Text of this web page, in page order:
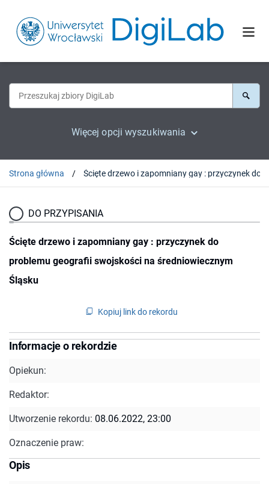
Więcej opcji wyszukiwania
Strona główna
DO PRZYPISANIA
Ścięte drzewo i zapomniany gay : przyczynek do
problemu geografii swojskości na średniowiecznym
Śląsku
Kopiuj link do rekordu
Informacje o rekordzie
Opiekun:
Redaktor:
Utworzenie rekordu: 08.06.2022, 23:00
Oznaczenie praw:
Opis